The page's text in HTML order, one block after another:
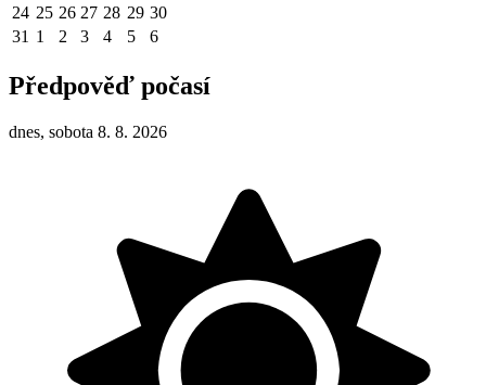
24 25 26 27 28 29 30
31 1 2 3 4 5 6
Předpověď počasí
dnes, sobota 8. 8. 2026